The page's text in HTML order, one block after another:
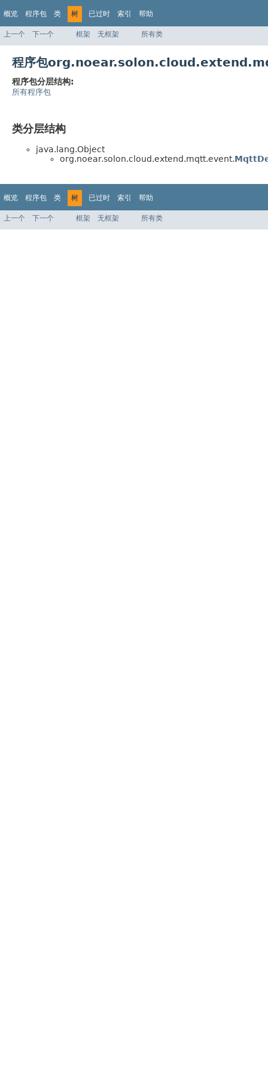
概览 程序包 类 树 已过时 索引 帮助
上一个 下一个 框架 无框架 所有类
程序包
程序包分层结构:
所有程序包
类分层结构
java.lang.Object
org.noear.solon.cloud.extend.mqtt.event.
概览 程序包 类 树 已过时 索引 帮助
上一个 下一个 框架 无框架 所有类